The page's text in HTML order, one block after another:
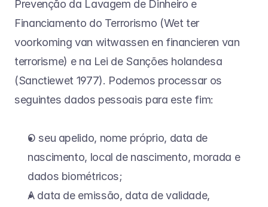
Prevenção da Lavagem de Dinheiro e
Financiamento do Terrorismo (Wet ter
voorkoming van witwassen en financieren van
terrorisme) e na Lei de Sanções holandesa
(Sanctiewet 1977). Podemos processar os
seguintes dados pessoais para este fim:
O seu apelido, nome próprio, data de
nascimento, local de nascimento, morada e
dados biométricos;
A data de emissão, data de validade,